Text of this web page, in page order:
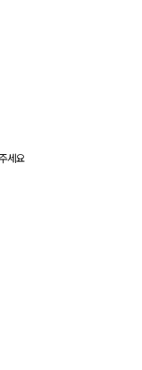
세요